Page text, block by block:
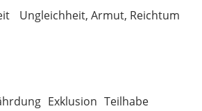
Ungleichheit, Armut, Reichtum
Exklusion Teilhabe